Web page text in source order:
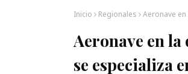
Inicio Regionales Aeronave
Aeronave en
se especializa